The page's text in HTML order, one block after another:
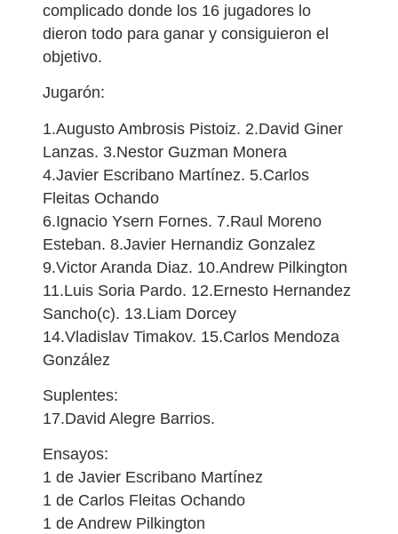
complicado donde los 16 jugadores lo
dieron todo para ganar y consiguieron el
objetivo.
Jugarón:
1.Augusto Ambrosis Pistoiz. 2.David Giner
Lanzas. 3.Nestor Guzman Monera
4.Javier Escribano Martínez. 5.Carlos
Fleitas Ochando
6.Ignacio Ysern Fornes. 7.Raul Moreno
Esteban. 8.Javier Hernandiz Gonzalez
9.Victor Aranda Diaz. 10.Andrew Pilkington
11.Luis Soria Pardo. 12.Ernesto Hernandez
Sancho(c). 13.Liam Dorcey
14.Vladislav Timakov. 15.Carlos Mendoza
González
Suplentes:
17.David Alegre Barrios.
Ensayos:
1 de Javier Escribano Martínez
1 de Carlos Fleitas Ochando
1 de Andrew Pilkington